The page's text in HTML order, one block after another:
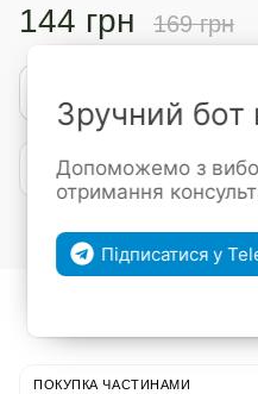
144 грн 169 грн
Покупка
Увійтидля відображення
ПОКУПКА ЧАСТИНАМИ
Зручний бот
Допоможемо з
отримання
Підписатися у